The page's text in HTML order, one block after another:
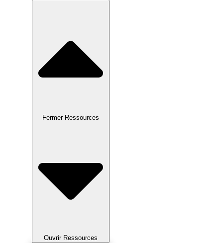
Fermer Ressources
Ouvrir Ressources